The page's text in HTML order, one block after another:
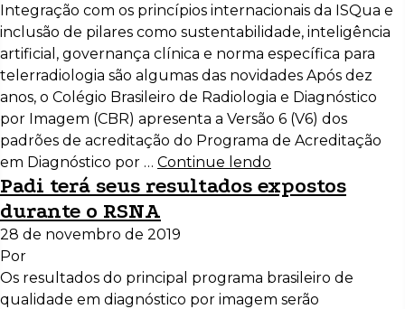
Integração com os princípios internacionais da ISQua e
inclusão de pilares como sustentabilidade, inteligência
artificial, governança clínica e norma específica para
telerradiologia são algumas das novidades Após dez
anos, o Colégio Brasileiro de Radiologia e Diagnóstico
por Imagem (CBR) apresenta a Versão 6 (V6) dos
padrões de acreditação do Programa de Acreditação
em Diagnóstico por … Continue lendo
Padi terá seus resultados expostos
durante o RSNA
28 de novembro de 2019
Por
Os resultados do principal programa brasileiro de
qualidade em diagnóstico por imagem serão